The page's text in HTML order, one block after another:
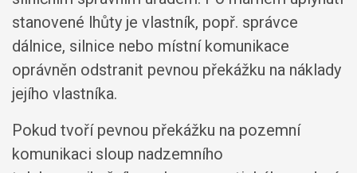
stanovené lhůty je vlastník, popř. správce
dálnice, silnice nebo místní komunikace
oprávněn odstranit pevnou překážku na náklady
jejího vlastníka.
Pokud tvoří pevnou překážku na pozemní
komunikaci sloup nadzemního